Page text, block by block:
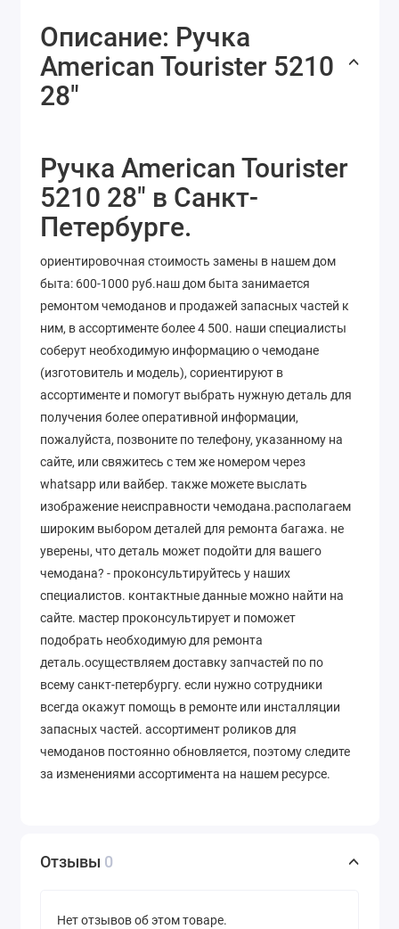
Описание: Ручка
American Tourister 5210
28"
Ручка American Tourister
5210 28" в Санкт-
Петербурге.
ориентировочная стоимость замены в нашем дом
быта: 600-1000 руб.наш дом быта занимается
ремонтом чемоданов и продажей запасных частей к
ним, в ассортименте более 4 500. наши специалисты
соберут необходимую информацию о чемодане
(изготовитель и модель), сориентируют в
ассортименте и помогут выбрать нужную деталь для
получения более оперативной информации,
пожалуйста, позвоните по телефону, указанному на
сайте, или свяжитесь с тем же номером через
whatsapp или вайбер. также можете выслать
изображение неисправности чемодана.располагаем
широким выбором деталей для ремонта багажа. не
уверены, что деталь может подойти для вашего
чемодана? - проконсультируйтесь у наших
специалистов. контактные данные можно найти на
сайте. мастер проконсультирует и поможет
подобрать необходимую для ремонта
деталь.осуществляем доставку запчастей по по
всему санкт-петербургу. если нужно сотрудники
всегда окажут помощь в ремонте или инсталляции
запасных частей. ассортимент роликов для
чемоданов постоянно обновляется, поэтому следите
за изменениями ассортимента на нашем ресурсе.
Отзывы 0
Нет отзывов об этом товаре.